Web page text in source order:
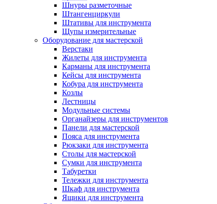
Шнуры разметочные
Штангенциркули
Штативы для инструмента
Щупы измерительные
Оборудование для мастерской
Верстаки
Жилеты для инструмента
Карманы для инструмента
Кейсы для инструмента
Кобура для инструмента
Козлы
Лестницы
Модульные системы
Органайзеры для инструментов
Панели для мастерской
Пояса для инструмента
Рюкзаки для инструмента
Столы для мастерской
Сумки для инструмента
Табуретки
Тележки для инструмента
Шкаф для инструмента
Ящики для инструмента